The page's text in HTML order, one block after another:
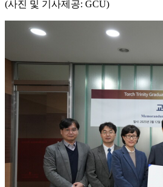
(사진 및 기사제공: GCU)